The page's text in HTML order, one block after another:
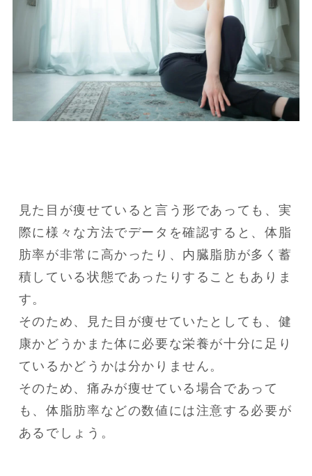
見た目が痩せていると言う形であっても、実
際に様々な方法でデータを確認すると、体脂
肪率が非常に高かったり、内臓脂肪が多く蓄
積している状態であったりすることもありま
す。
そのため、見た目が痩せていたとしても、健
康かどうかまた体に必要な栄養が十分に足り
ているかどうかは分かりません。
そのため、痛みが痩せている場合であって
も、体脂肪率などの数値には注意する必要が
あるでしょう。